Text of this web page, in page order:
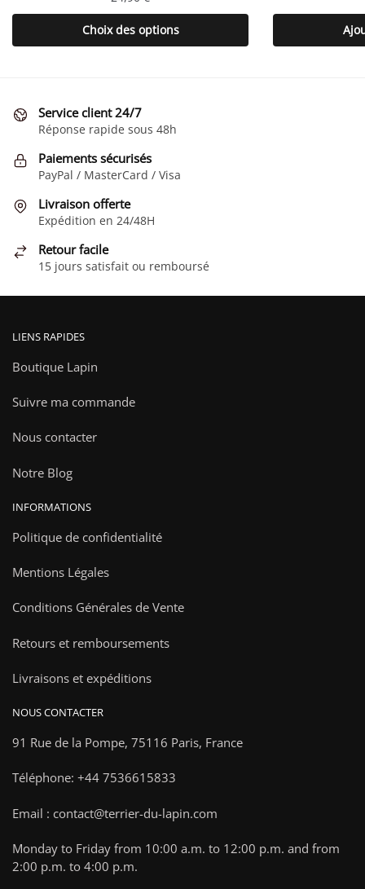
Choix des options
Ce
produit
variations.
Les
peuvent
être
choisies
sur
page
produit
Service client 24/7
Réponse rapide sous 48h
Paiements sécurisés
PayPal / MasterCard / Visa
Livraison offerte
Expédition en 24/48H
Retour facile
15 jours satisfait ou remboursé
LIENS RAPIDES
Boutique Lapin
Suivre ma commande
Nous contacter
Notre Blog
INFORMATIONS
Politique de confidentialité
Mentions Légales
Conditions Générales de Vente
Retours et remboursements
Livraisons et expéditions
NOUS CONTACTER
91 Rue de la Pompe, 75116 Paris, France
Téléphone: +44 7536615833
Email : contact@terrier-du-lapin.com
Monday to Friday from 10:00 a.m. to 12:00 p.m. and from
2:00 p.m. to 4:00 p.m.